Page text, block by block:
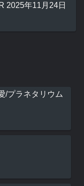
2025年11月24日
/プラネタリウム